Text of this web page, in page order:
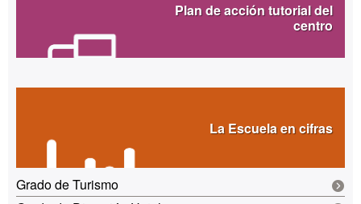
Plan de acción tutorial del
centro
La Escuela en cifras
Grado de Turismo